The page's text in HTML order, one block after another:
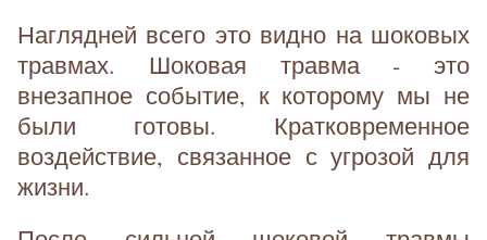
Наглядней всего это видно на шоковых
травмах. Шоковая травма - это
внезапное событие, к которому мы не
были готовы. Кратковременное
воздействие, связанное с угрозой для
жизни.